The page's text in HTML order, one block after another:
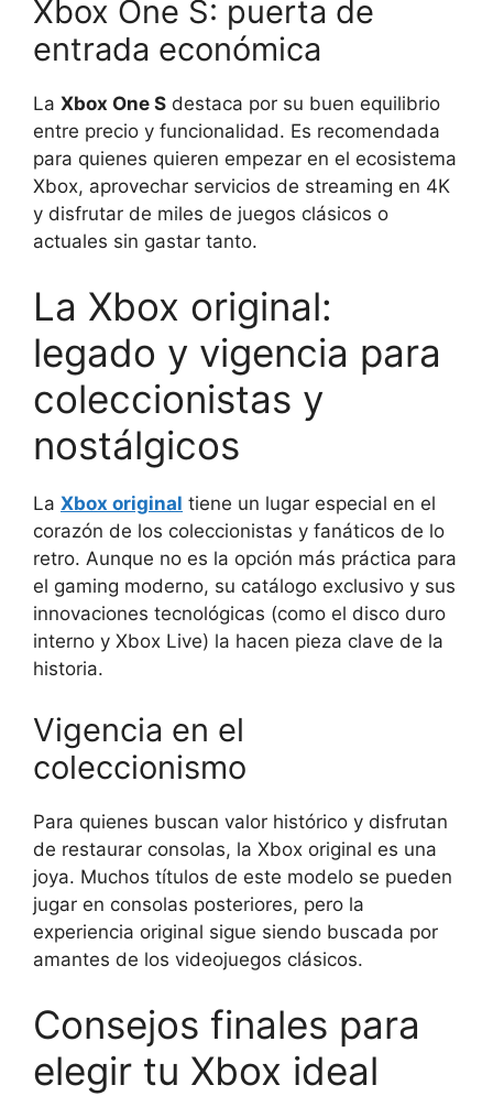
Xbox One S: puerta de
entrada económica
La Xbox One S destaca por su buen equilibrio
entre precio y funcionalidad. Es recomendada
para quienes quieren empezar en el ecosistema
Xbox, aprovechar servicios de streaming en 4K
y disfrutar de miles de juegos clásicos o
actuales sin gastar tanto.
La Xbox original:
legado y vigencia para
coleccionistas y
nostálgicos
La Xbox original tiene un lugar especial en el
corazón de los coleccionistas y fanáticos de lo
retro. Aunque no es la opción más práctica para
el gaming moderno, su catálogo exclusivo y sus
innovaciones tecnológicas (como el disco duro
interno y Xbox Live) la hacen pieza clave de la
historia.
Vigencia en el
coleccionismo
Para quienes buscan valor histórico y disfrutan
de restaurar consolas, la Xbox original es una
joya. Muchos títulos de este modelo se pueden
jugar en consolas posteriores, pero la
experiencia original sigue siendo buscada por
amantes de los videojuegos clásicos.
Consejos finales para
elegir tu Xbox ideal